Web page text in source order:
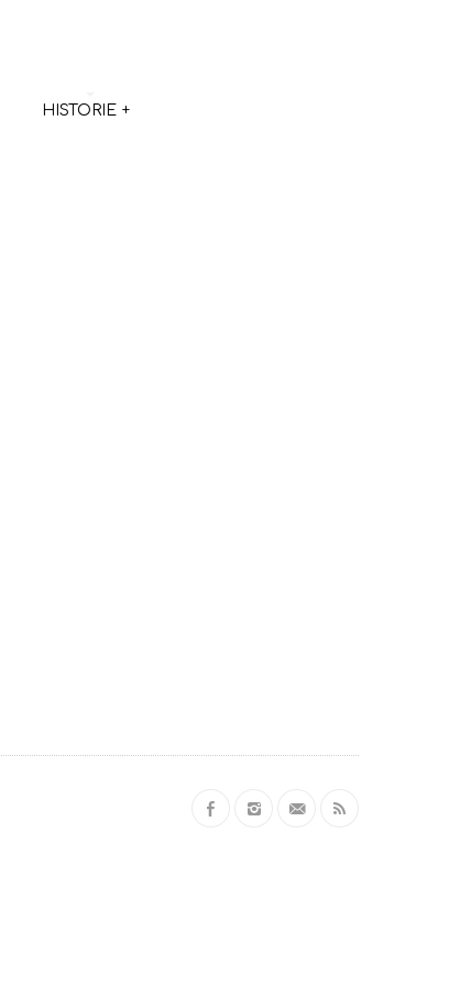
HISTORIE +